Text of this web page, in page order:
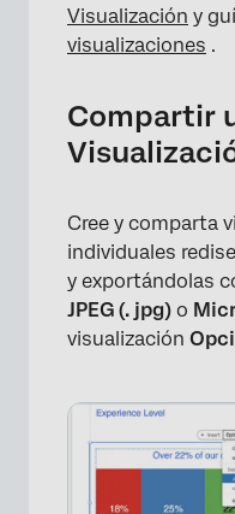
Visualización y
visualizaciones .
Compartir
Cree y comparta
individuales
y exportándolas
JPEG (. jpg) o
visualización